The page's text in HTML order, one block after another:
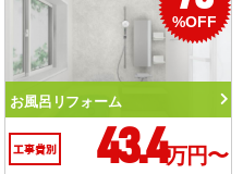
%OFF
洗面化粧台リフォーム
工事費別 6.2万円〜